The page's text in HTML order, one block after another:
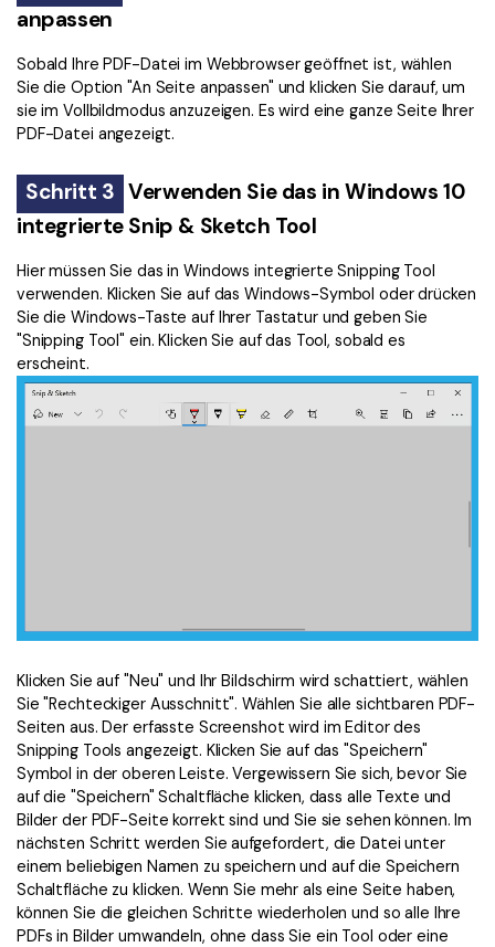
anpassen
Sobald Ihre PDF-Datei im Webbrowser geöffnet ist, wählen
Sie die Option "An Seite anpassen" und klicken Sie darauf, um
sie im Vollbildmodus anzuzeigen. Es wird eine ganze Seite Ihrer
PDF-Datei angezeigt.
Schritt 3 Verwenden Sie das in Windows 10
integrierte Snip & Sketch Tool
Hier müssen Sie das in Windows integrierte Snipping Tool
verwenden. Klicken Sie auf das Windows-Symbol oder drücken
Sie die Windows-Taste auf Ihrer Tastatur und geben Sie
"Snipping Tool" ein. Klicken Sie auf das Tool, sobald es
erscheint.
Klicken Sie auf "Neu" und Ihr Bildschirm wird schattiert, wählen
Sie "Rechteckiger Ausschnitt". Wählen Sie alle sichtbaren PDF-
Seiten aus. Der erfasste Screenshot wird im Editor des
Snipping Tools angezeigt. Klicken Sie auf das "Speichern"
Symbol in der oberen Leiste. Vergewissern Sie sich, bevor Sie
auf die "Speichern" Schaltfläche klicken, dass alle Texte und
Bilder der PDF-Seite korrekt sind und Sie sie sehen können. Im
nächsten Schritt werden Sie aufgefordert, die Datei unter
einem beliebigen Namen zu speichern und auf die Speichern
Schaltfläche zu klicken. Wenn Sie mehr als eine Seite haben,
können Sie die gleichen Schritte wiederholen und so alle Ihre
PDFs in Bilder umwandeln, ohne dass Sie ein Tool oder eine